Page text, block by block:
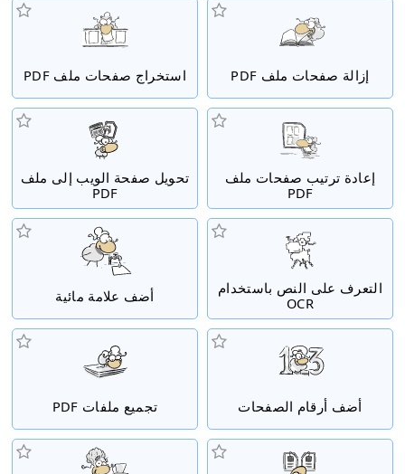
إزالة صفحات ملف PDF استخراج صفحات ملف PDF
إعادة ترتيب صفحات ملف
PDF
تحويل صفحة الويب إلى ملف
PDF
التعرف على النص باستخدام
OCR
أضف علامة مائية
أضف أرقام الصفحات تجميع ملفات PDF